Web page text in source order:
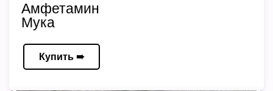
Амфетамин
Мука
Купить ➠